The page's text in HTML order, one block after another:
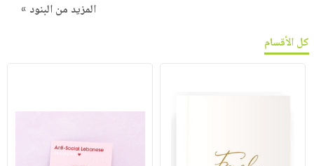
المزيد من البنود »
كل الأقسام